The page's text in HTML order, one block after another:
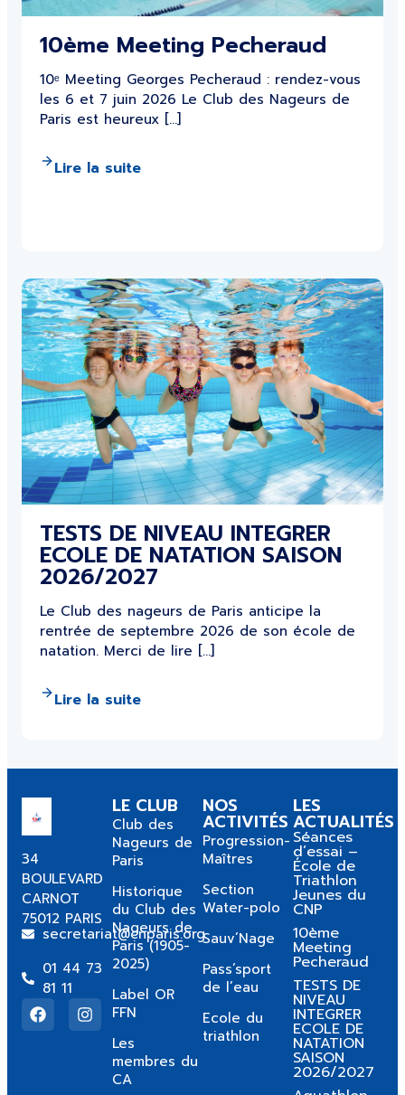
10ème Meeting Pecheraud
10ᵉ Meeting Georges Pecheraud : rendez-vous
les 6 et 7 juin 2026 Le Club des Nageurs de
Paris est heureux […]
Lire la suite
TESTS DE NIVEAU INTEGRER
ECOLE DE NATATION SAISON
2026/2027
Le Club des nageurs de Paris anticipe la
rentrée de septembre 2026 de son école de
natation. Merci de lire […]
Lire la suite
34
BOULEVARD
CARNOT
75012 PARIS
secretariat@cnparis.org
01 44 73
81 11
LE CLUB
Club des
Nageurs de
Paris
Historique
du Club des
Nageurs de
Paris (1905-
2025)
Label OR
FFN
Les
membres du
CA
NOS
ACTIVITÉS
Progression-
Maîtres
Section
Water-polo
Sauv’Nage
Pass’sport
de l’eau
Ecole du
triathlon
LES
ACTUALITÉS
Séances
d’essai –
École de
Triathlon
Jeunes du
CNP
10ème
Meeting
Pecheraud
TESTS DE
NIVEAU
INTEGRER
ECOLE DE
NATATION
SAISON
2026/2027